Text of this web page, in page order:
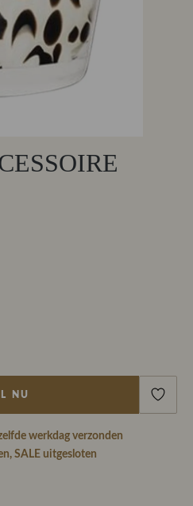
NU
werkdag verzonden
SALE uitgesloten